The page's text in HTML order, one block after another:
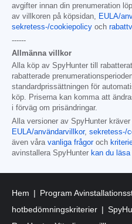
avgifter innan din prenumeration
av villkoren på köpsidan, EULA/
sekretess-/cookiepolicy och
------
Allmänna villkor
Alla köp av SpyHunter till
rabatterade
standardprissättningen för
köp. Priserna kan komma att
i förväg om prisändringar.
Alla versioner av SpyHunter
EULA/användarvillkor, sekretess-/
även våra vanliga frågoroch
avinstallera SpyHunter kan du läsa
Hem Program
hotbedömningskriterier